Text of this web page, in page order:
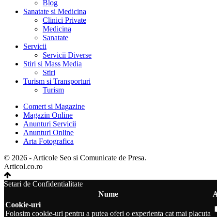
Blog
Sanatate si Medicina
Clinici Private
Medicina
Sanatate
Servicii
Servicii Diverse
Stiri si Mass Media
Stiri
Turism si Transporturi
Turism
Comert si Magazine
Magazin Online
Anunturi Servicii
Anunturi Online
Arta Fotografica
© 2026 - Articole Seo si Comunicate de Presa.
Articol.co.ro
Setari de Confidentialitate
Nume
Cookie-uri
Folosim cookie-uri pentru a putea oferi o experienta cat mai placuta